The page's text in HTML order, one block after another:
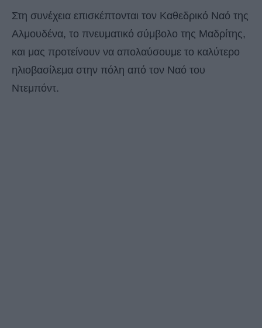
Στη συνέχεια επισκέπτονται τον Καθεδρικό Ναό της
Αλμουδένα, το πνευματικό σύμβολο της Μαδρίτης,
και μας προτείνουν να απολαύσουμε το καλύτερο
ηλιοβασίλεμα στην πόλη από τον Ναό του
Ντεμπόντ.